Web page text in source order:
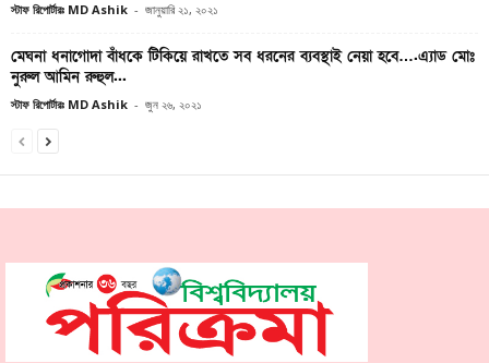
স্টাফ রিপোর্টারঃ MD Ashik - জানুয়ারি ২১, ২০২১
মেঘনা ধনাগোদা বাঁধকে টিকিয়ে রাখতে সব ধরনের ব্যবস্থাই নেয়া হবে….এ্যাড মোঃ
নুরুল আমিন রুহুল...
স্টাফ রিপোর্টারঃ MD Ashik - জুন ২৬, ২০২১